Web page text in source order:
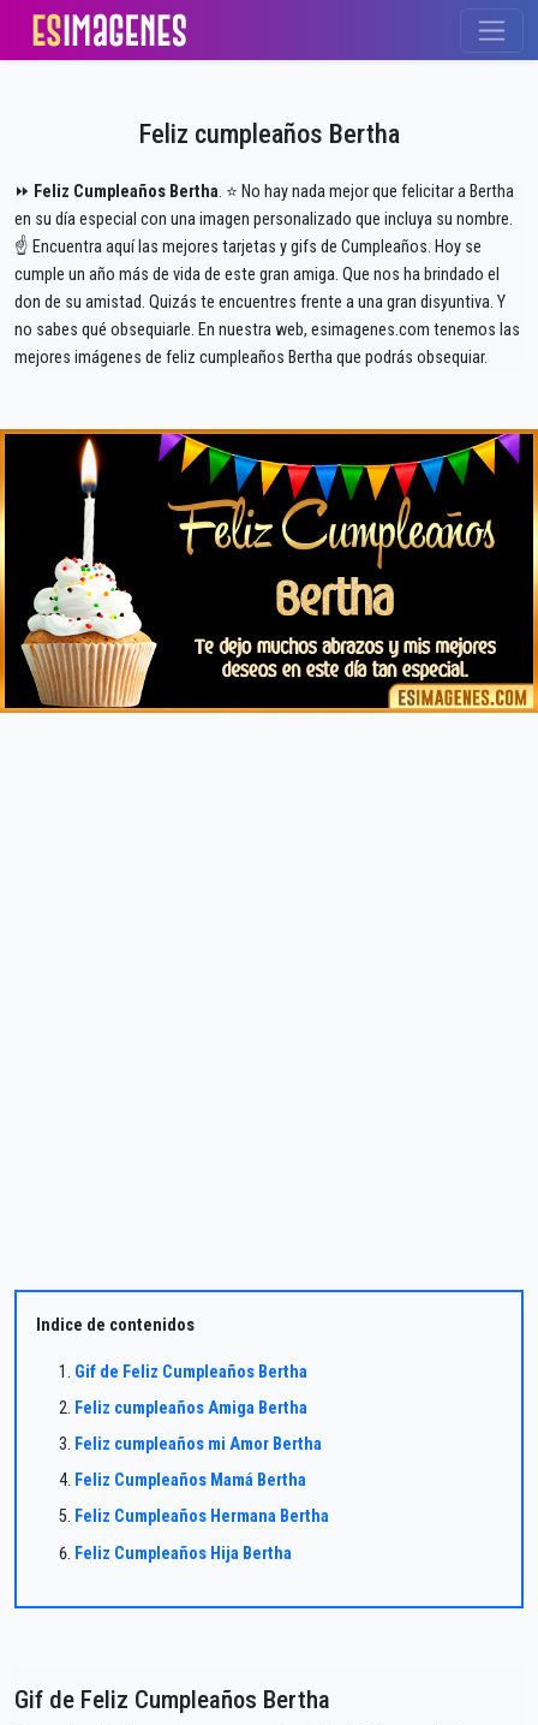
Feliz cumpleaños Bertha
⏩ Feliz Cumpleaños Bertha. ⭐ No hay nada mejor que felicitar a Bertha
en su día especial con una imagen personalizado que incluya su nombre.
☝ Encuentra aquí las mejores tarjetas y gifs de Cumpleaños. Hoy se
cumple un año más de vida de este gran amiga. Que nos ha brindado el
don de su amistad. Quizás te encuentres frente a una gran disyuntiva. Y
no sabes qué obsequiarle. En nuestra web, esimagenes.com tenemos las
mejores imágenes de feliz cumpleaños Bertha que podrás obsequiar.
Indice de contenidos
Gif de Feliz Cumpleaños Bertha
Feliz cumpleaños Amiga Bertha
Feliz cumpleaños mi Amor Bertha
Feliz Cumpleaños Mamá Bertha
Feliz Cumpleaños Hermana Bertha
Feliz Cumpleaños Hija Bertha
Gif de Feliz Cumpleaños Bertha